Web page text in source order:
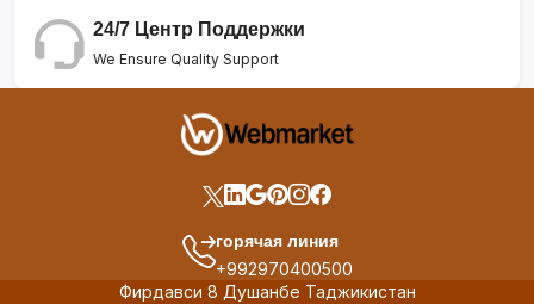
24/7 Центр Поддержки
We Ensure Quality Support
горячая линия
+992970400500
Фирдавси 8 Душанбе Таджикистан